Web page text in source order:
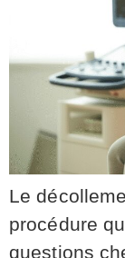
Le
procédure
questions